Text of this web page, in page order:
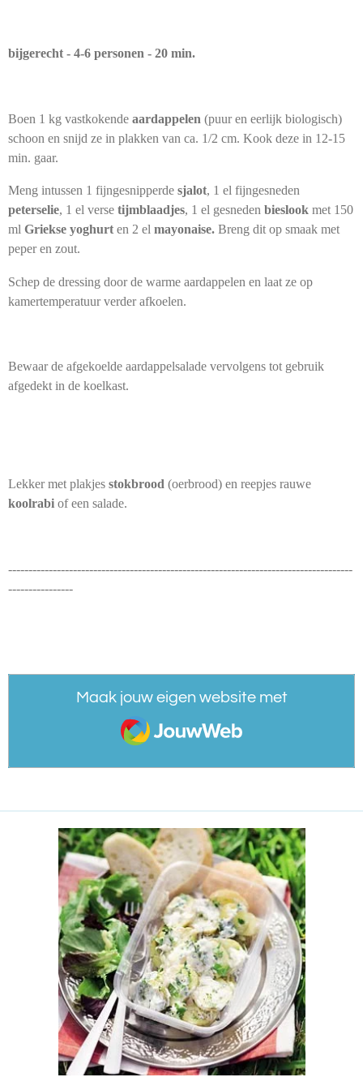
bijgerecht - 4-6 personen - 20 min.
Boen 1 kg vastkokende aardappelen (puur en eerlijk biologisch)
schoon en snijd ze in plakken van ca. 1/2 cm. Kook deze in 12-15
min. gaar.
Meng intussen 1 fijngesnipperde sjalot, 1 el fijngesneden
peterselie, 1 el verse tijmblaadjes, 1 el gesneden bieslook met 150
ml Griekse yoghurt en 2 el mayonaise. Breng dit op smaak met
peper en zout.
Schep de dressing door de warme aardappelen en laat ze op
kamertemperatuur verder afkoelen.
Bewaar de afgekoelde aardappelsalade vervolgens tot gebruik
afgedekt in de koelkast.
Lekker met plakjes stokbrood (oerbrood) en reepjes rauwe
koolrabi of een salade.
-------------------------------------------------------------------------------------
----------------
Maak jouw eigen website met
JouwWeb